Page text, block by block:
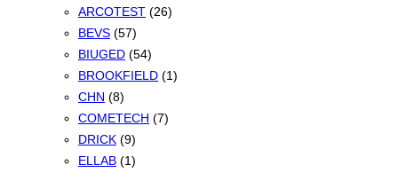
ARCOTEST (26)
BEVS (57)
BIUGED (54)
BROOKFIELD (1)
CHN (8)
COMETECH (7)
DRICK (9)
ELLAB (1)